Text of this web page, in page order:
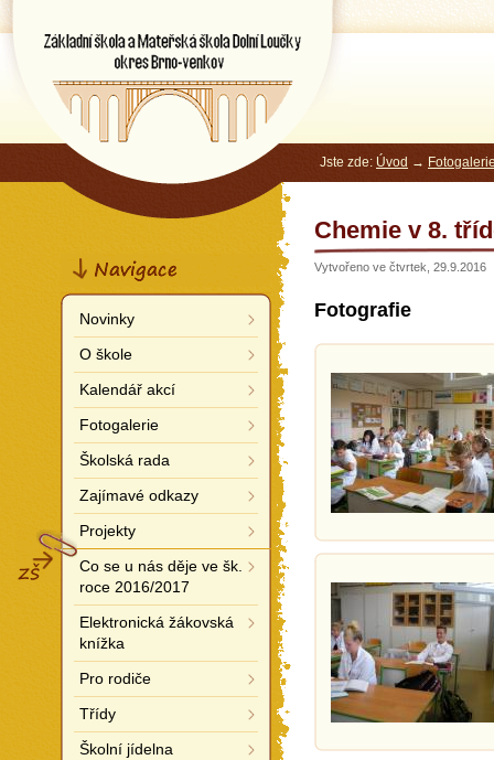
Dolní Loučky
okres Brno-venkov
Jste zde: Úvod →
Chemie v 8.
Vytvořeno ve čtvrtek, 29.9.2016
Fotografie
Navigace
Novinky
O škole
Kalendář akcí
Fotogalerie
Školská rada
Zajímavé odkazy
Projekty
Co se u nás děje ve šk.
roce 2016/2017
Elektronická žákovská
knížka
Pro rodiče
Třídy
Školní jídelna